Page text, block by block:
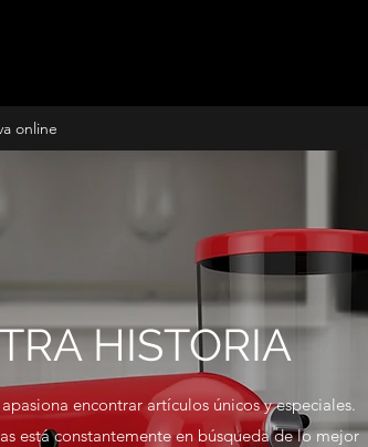
online
HISTORIA
encontrar artículos únicos y especiales.
está constantemente en búsqueda de lo mejor